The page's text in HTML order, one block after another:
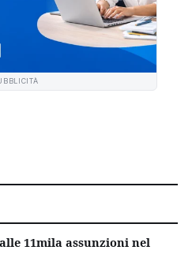
11mila assunzioni nel